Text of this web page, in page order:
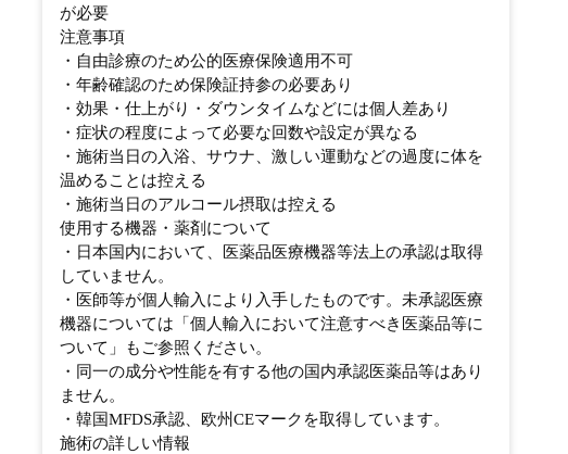
が必要
注意事項
・自由診療のため公的医療保険適用不可
・年齢確認のため保険証持参の必要あり
・効果・仕上がり・ダウンタイムなどには個人差あり
・症状の程度によって必要な回数や設定が異なる
・施術当日の入浴、サウナ、激しい運動などの過度に体を
温めることは控える
・施術当日のアルコール摂取は控える
使用する機器・薬剤について
・日本国内において、医薬品医療機器等法上の承認は取得
していません。
・医師等が個人輸入により入手したものです。未承認医療
機器については「個人輸入において注意すべき医薬品等に
ついて」もご参照ください。
・同一の成分や性能を有する他の国内承認医薬品等はあり
ません。
・韓国MFDS承認、欧州CEマークを取得しています。
施術の詳しい情報